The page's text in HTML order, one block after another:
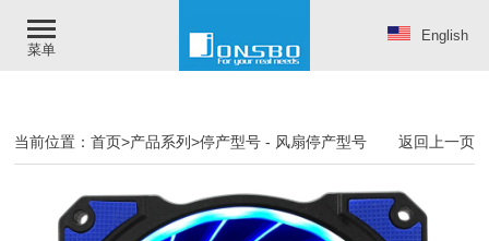
菜单
English
返回上一页
当前位置：首页>产品系列>停产型号 - 风扇停产型号